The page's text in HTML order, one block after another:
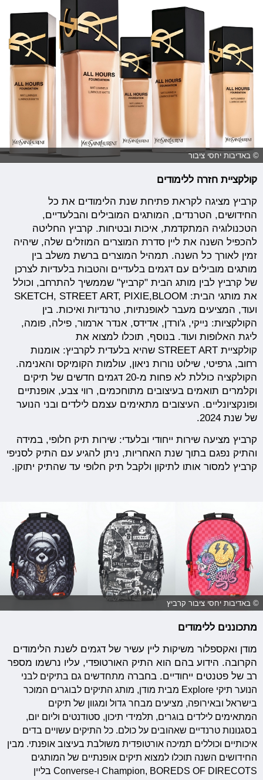
© באדיבות יחסי ציבור
קולקציית חזרה ללימודים
קרביץ מציגה לקראת פתיחת שנת הלימודים את כל
החידושים, הטרנדים, המותגים המובילים והבלעדיים,
הטכנולוגיה המתקדמת, איכות ובטיחות. קרביץ החליטה
להכפיל השנה את ליין סדרת המוצרים המוזלים שלה, שיהיה
זמין לאורך כל השנה. תמהיל המוצרים ברשת משלב בין
מותגים מובילים עם דגמים בלעדיים והטבות בלעדיות לצרכן
של קרביץ לבין מותג הבית "קרביץ" שממשיך להתרחב, וכולל
את מותגי הבית: SKETCH, STREET ART, PIXIE,BLOOM
ועוד, המציעים מעבר לאופנתיות, טרנדיות ואיכות. בין
הקולקציות: נייקי, ג'ורדן, אדידס, אנדר ארמור, פילה, פומה,
ליגת האלופות ועוד. בנוסף, תוכלו למצוא את
קולקציית STREET ART שהיא בלעדית לקרביץ: אומנות
רחוב, גרפיטי, שילוט נורות ניאון, עולמות הקומיקס והאנימה.
הקולקציה כוללת לא פחות מ-20 דגמים חדשים של תיקים
וקלמרים תואמים בעיצובים מתוחכמים, רווי צבע, אופנתיים
ופונקציונליים. העיצובים מתאימים עצמם לילדים ובני הנוער
של שנת 2024.
קרביץ מציעה שירות ייחודי ובלעדי: שירות תיק חלופי, במידה
והתיק נפגם בתוך שנת האחריות, ניתן להגיע עם התיק לסניפי
קרביץ למסור אותו לתיקון ולקבל תיק חלופי עד שהתיק יתוקן.
© באדיבות יחסי ציבור קרביץ
מתכוננים ללימודים
מודן ואקספלור משיקות ליין עשיר של דגמים לשנת הלימודים
הקרובה. הידוע בהם הוא התיק האורטופדי, עליו נרשמו מספר
רב של פטנטים ייחודיים. בחברה מתחדשים גם בתיקים לבני
הנוער תיקי Explore מבית מודן, מותג התיקים לבוגרים המוכר
בישראל ובאירופה, מציעים מבחר גדול ומגוון של תיקים
המתאימים לילדים בוגרים, תלמידי תיכון, סטודנטים וליום יום,
בסגנונות טרנדיים שאהובים על כולם. כל התיקים עשויים בדים
איכותיים וכוללים תמיכה אורטופדית משולבת בעיצוב אופנתי. מבין
החידושים השנה תוכלו למצוא תיקים אופנתיים של המותגים
Champion, BOREDS OF DIRECOTS ו-Converse בליין